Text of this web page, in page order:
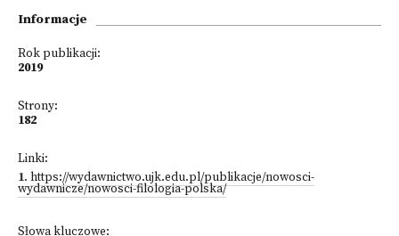
Informacje
Rok publikacji:
2019
Strony:
182
Linki:
1. https://wydawnictwo.ujk.edu.pl/publikacje/nowosci-
wydawnicze/nowosci-filologia-polska/
Słowa kluczowe: